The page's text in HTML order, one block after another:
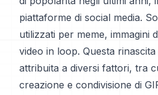
piattaforme di social media.
utilizzati per meme, immagini
video in loop. Questa
attribuita a diversi fattori, tra
creazione e condivisione di